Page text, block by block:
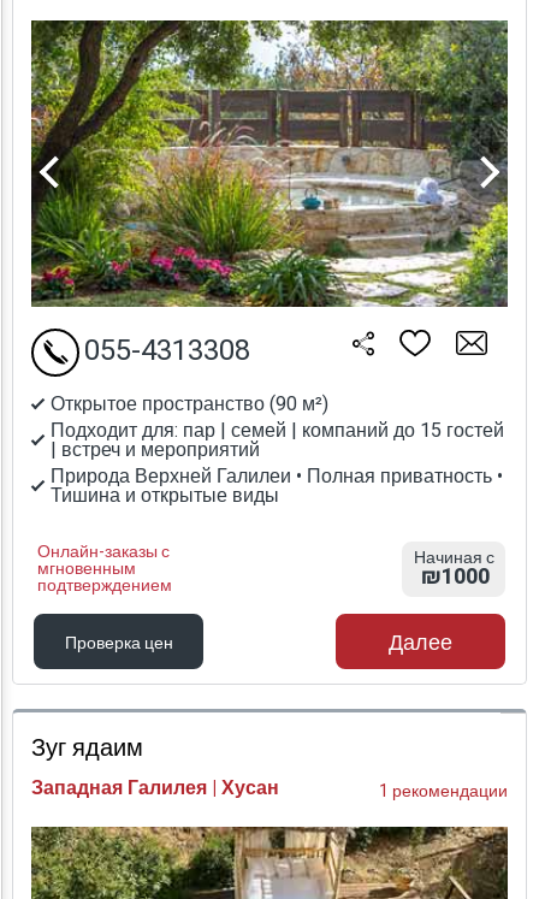
Открытое пространство (90 м²)
Подходит для: пар | семей | компаний до 15 гостей
| встреч и мероприятий
Природа Верхней Галилеи • Полная приватность •
Тишина и открытые виды
Онлайн-заказы с
мгновенным
подтверждением
055-4313308
Начиная с
₪1000
Проверка цен
Проверка цен
Далее
Зуг ядаим
Западная Галилея | Хусан 1 рекомендации